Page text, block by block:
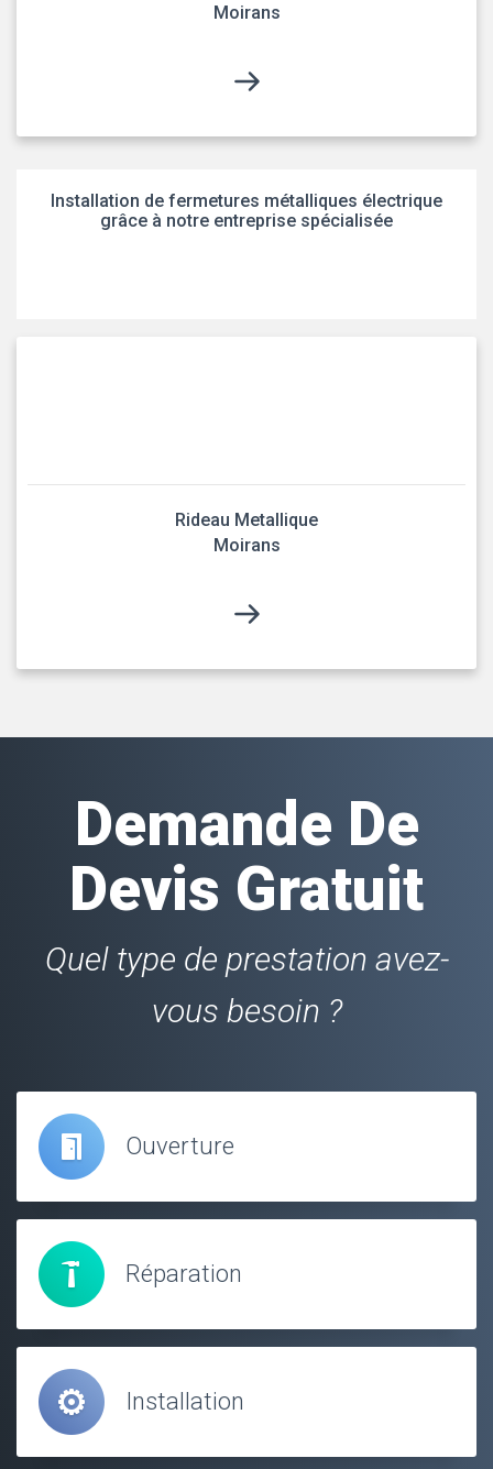
Moirans
Installation de fermetures métalliques électrique
grâce à notre entreprise spécialisée
Rideau Metallique
Moirans
Demande De
Devis Gratuit
Quel type de prestation avez-
vous besoin ?
Ouverture
Réparation
Installation